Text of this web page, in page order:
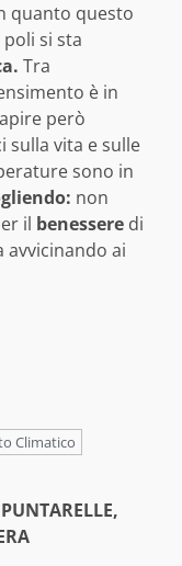
quanto questo
si sta
Tra
è in
però
sulla vita e sulle
sono in
non
il benessere di
avvicinando ai
Climatico